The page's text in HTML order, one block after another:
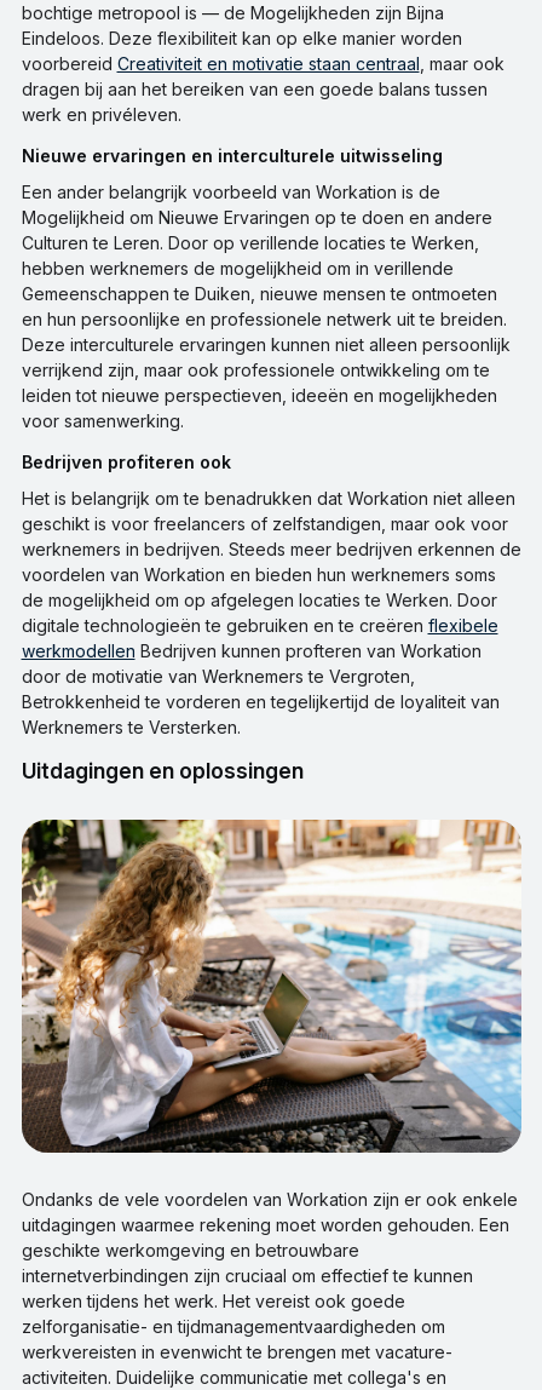
bochtige metropool is — de Mogelijkheden zijn Bijna
Eindeloos. Deze flexibiliteit kan op elke manier worden
voorbereid Creativiteit en motivatie staan centraal , maar ook
dragen bij aan het bereiken van een goede balans tussen
werk en privéleven.
Nieuwe ervaringen en interculturele uitwisseling
Een ander belangrijk voorbeeld van Workation is de
Mogelijkheid om Nieuwe Ervaringen op te doen en andere
Culturen te Leren. Door op verillende locaties te Werken,
hebben werknemers de mogelijkheid om in verillende
Gemeenschappen te Duiken, nieuwe mensen te ontmoeten
en hun persoonlijke en professionele netwerk uit te breiden.
Deze interculturele ervaringen kunnen niet alleen persoonlijk
verrijkend zijn, maar ook professionele ontwikkeling om te
leiden tot nieuwe perspectieven, ideeën en mogelijkheden
voor samenwerking.
Bedrijven profiteren ook
Het is belangrijk om te benadrukken dat Workation niet alleen
geschikt is voor freelancers of zelfstandigen, maar ook voor
werknemers in bedrijven. Steeds meer bedrijven erkennen de
voordelen van Workation en bieden hun werknemers soms
de mogelijkheid om op afgelegen locaties te Werken. Door
digitale technologieën te gebruiken en te creëren flexibele
werkmodellen Bedrijven kunnen profteren van Workation
door de motivatie van Werknemers te Vergroten,
Betrokkenheid te vorderen en tegelijkertijd de loyaliteit van
Werknemers te Versterken.
Uitdagingen en oplossingen
Ondanks de vele voordelen van Workation zijn er ook enkele
uitdagingen waarmee rekening moet worden gehouden. Een
geschikte werkomgeving en betrouwbare
internetverbindingen zijn cruciaal om effectief te kunnen
werken tijdens het werk. Het vereist ook goede
zelforganisatie- en tijdmanagementvaardigheden om
werkvereisten in evenwicht te brengen met vacature-
activiteiten. Duidelijke communicatie met collega's en